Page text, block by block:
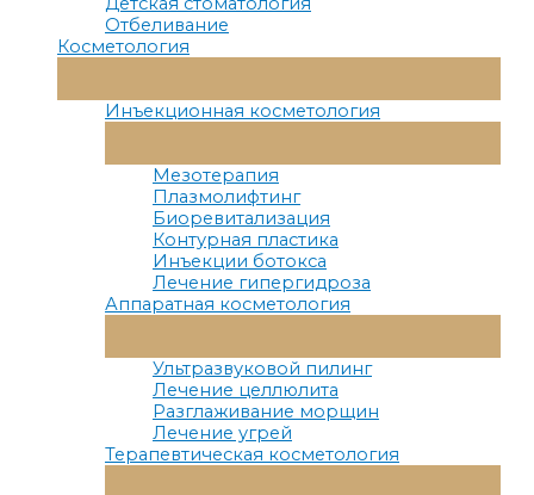
Отбеливание
Косметология
Меню
Инъекционная косметология
Меню
Мезотерапия
Плазмолифтинг
Биоревитализация
Контурная пластика
Инъекции ботокса
Лечение гипергидроза
Аппаратная косметология
Меню
Ультразвуковой пилинг
Лечение целлюлита
Разглаживание морщин
Лечение угрей
Терапевтическая косметология